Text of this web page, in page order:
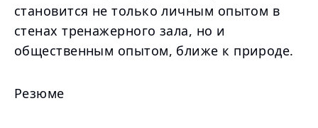
становится не только личным опытом в
стенах тренажерного зала, но и
общественным опытом, ближе к природе.
Резюме